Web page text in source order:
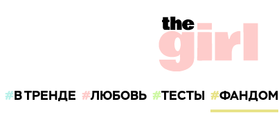
В ТРЕНДЕ ЛЮБОВЬ ТЕСТЫ ФАНДОМ